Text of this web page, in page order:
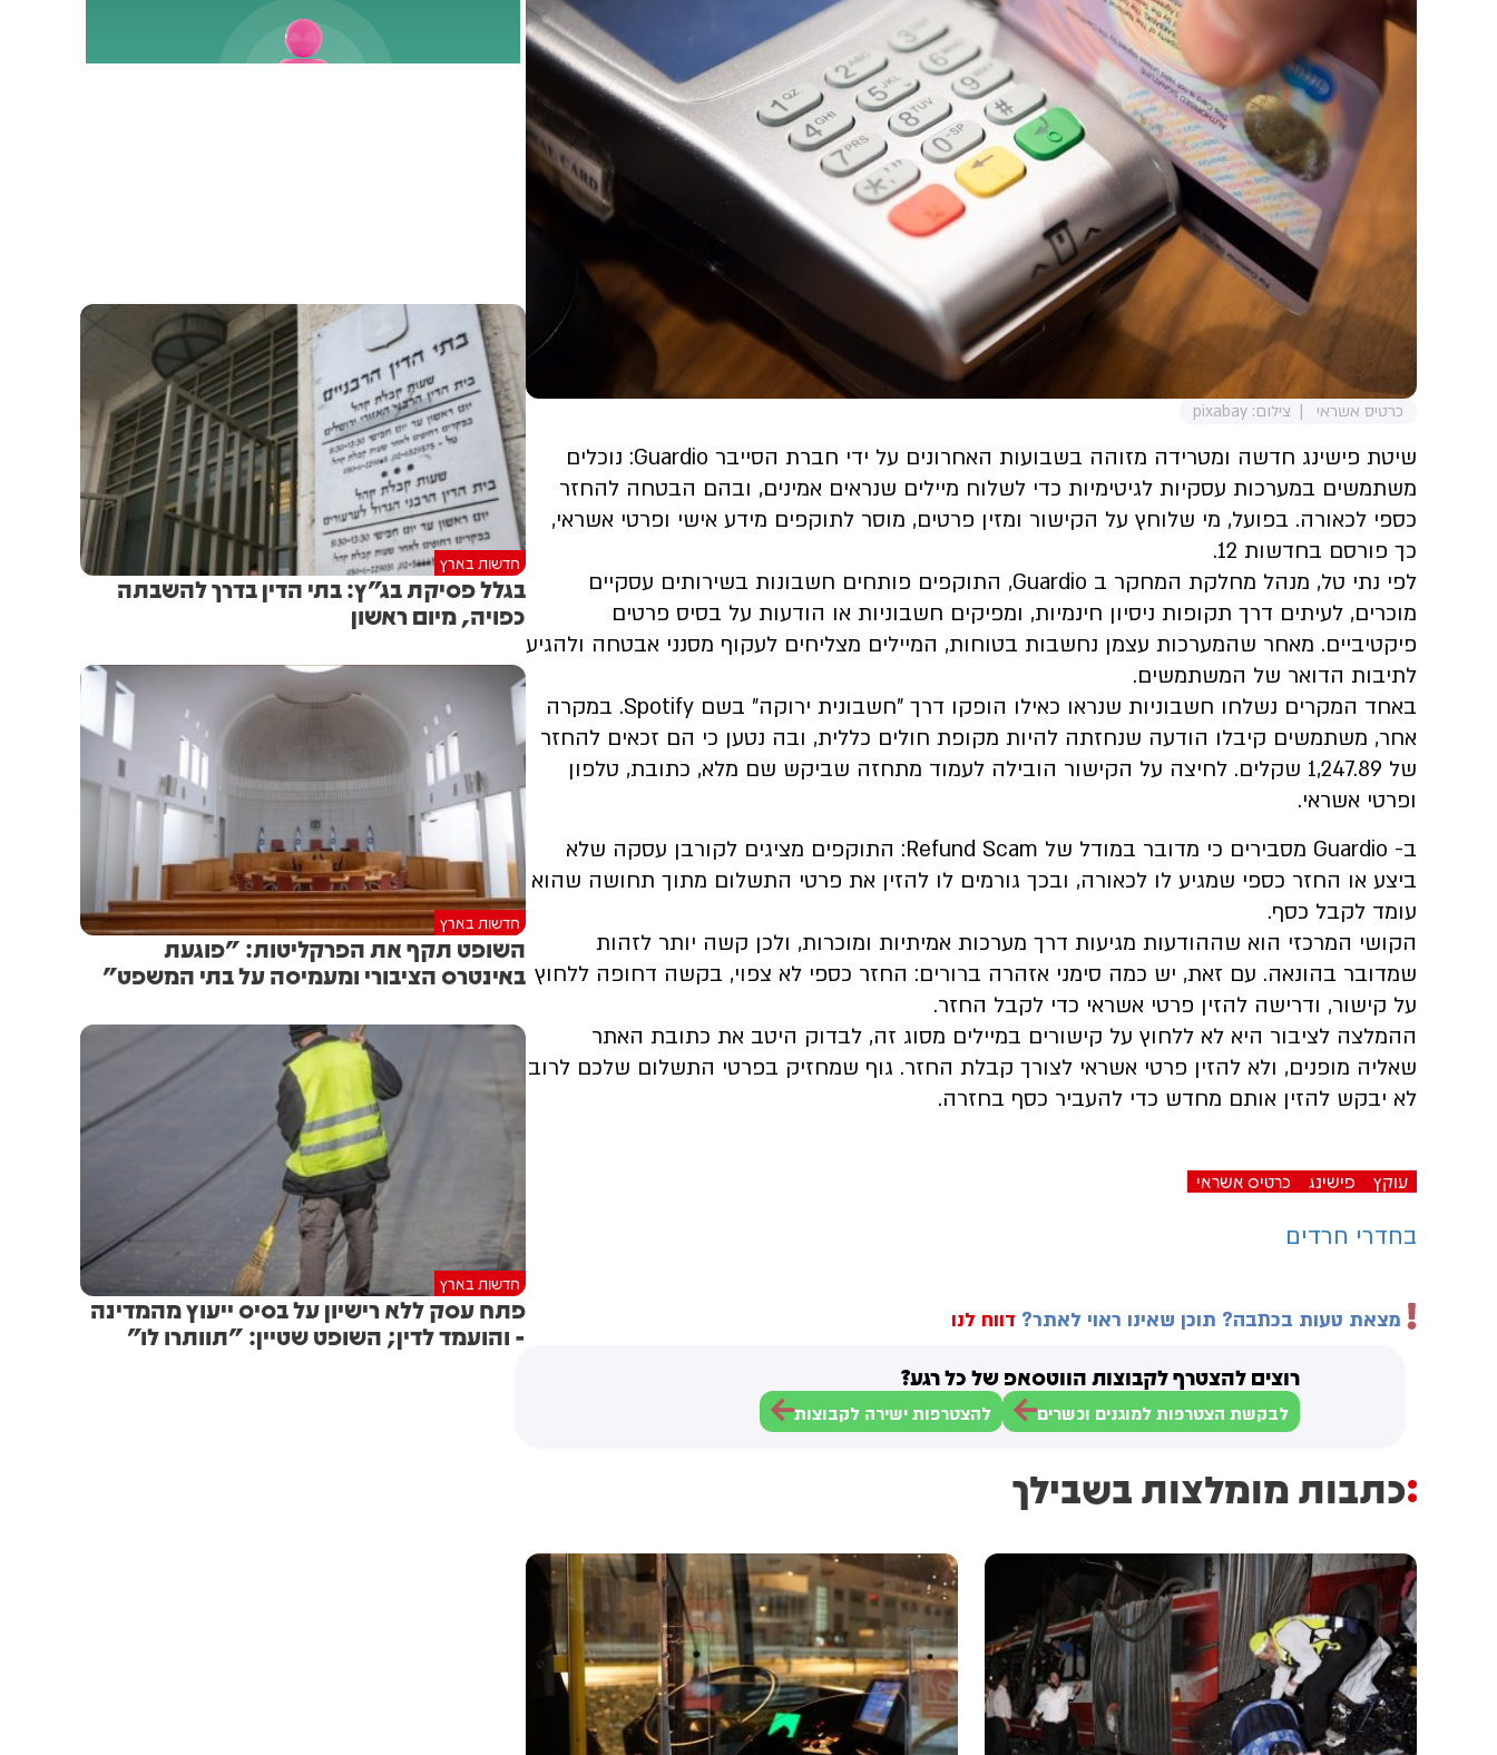
כרטיס אשראי צילום: pixabay
שיטת פישינג חדשה ומטרידה מזוהה בשבועות האחרונים על ידי חברת הסייבר Guardio: נוכלים
משתמשים במערכות עסקיות לגיטימיות כדי לשלוח מיילים שנראים אמינים, ובהם הבטחה להחזר
כספי לכאורה. בפועל, מי שלוחץ על הקישור ומזין פרטים, מוסר לתוקפים מידע אישי ופרטי אשראי,
כך פורסם בחדשות 12.
לפי נתי טל, מנהל מחלקת המחקר ב Guardio, התוקפים פותחים חשבונות בשירותים עסקיים
מוכרים, לעיתים דרך תקופות ניסיון חינמיות, ומפיקים חשבוניות או הודעות על בסיס פרטים
פיקטיביים. מאחר שהמערכות עצמן נחשבות בטוחות, המיילים מצליחים לעקוף מסנני אבטחה ולהגיע
לתיבות הדואר של המשתמשים.
באחד המקרים נשלחו חשבוניות שנראו כאילו הופקו דרך "חשבונית ירוקה" בשם Spotify. במקרה
אחר, משתמשים קיבלו הודעה שנחזתה להיות מקופת חולים כללית, ובה נטען כי הם זכאים להחזר
של 1,247.89 שקלים. לחיצה על הקישור הובילה לעמוד מתחזה שביקש שם מלא, כתובת, טלפון
ופרטי אשראי.
ב- Guardio מסבירים כי מדובר במודל של Refund Scam: התוקפים מציגים לקורבן עסקה שלא
ביצע או החזר כספי שמגיע לו לכאורה, ובכך גורמים לו להזין את פרטי התשלום מתוך תחושה שהוא
עומד לקבל כסף.
הקושי המרכזי הוא שההודעות מגיעות דרך מערכות אמיתיות ומוכרות, ולכן קשה יותר לזהות
שמדובר בהונאה. עם זאת, יש כמה סימני אזהרה ברורים: החזר כספי לא צפוי, בקשה דחופה ללחוץ
על קישור, ודרישה להזין פרטי אשראי כדי לקבל החזר.
ההמלצה לציבור היא לא ללחוץ על קישורים במיילים מסוג זה, לבדוק היטב את כתובת האתר
שאליה מופנים, ולא להזין פרטי אשראי לצורך קבלת החזר. גוף שמחזיק בפרטי התשלום שלכם לרוב
לא יבקש להזין אותם מחדש כדי להעביר כסף בחזרה.
עוקץ פישינג כרטיס אשראי
בחדרי חרדים
מצאת טעות בכתבה? תוכן שאינו ראוי לאתר? דווח לנו
רוצים להצטרף לקבוצות הווטסאפ של כל רגע?
לבקשת הצטרפות למוגנים וכשרים להצטרפות ישירה לקבוצות
כתבות מומלצות בשבילך
חדשות בארץ
בגלל פסיקת בג"ץ: בתי הדין בדרך להשבתה
כפויה, מיום ראשון
חדשות בארץ
השופט תקף את הפרקליטות: "פוגעת
באינטרס הציבורי ומעמיסה על בתי המשפט"
חדשות בארץ
פתח עסק ללא רישיון על בסיס ייעוץ מהמדינה
- והועמד לדין; השופט שטיין: "תוותרו לו"